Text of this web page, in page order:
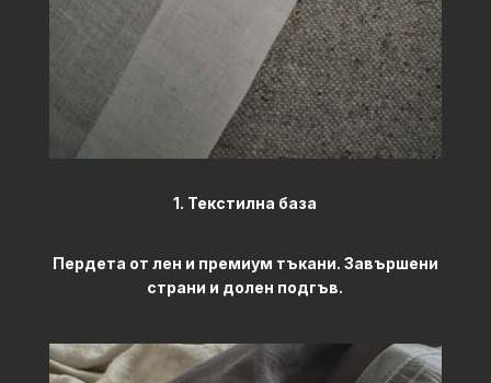
1. Текстилна база
Пердета от лен и премиум тъкани. Завършени
страни и долен подгъв.